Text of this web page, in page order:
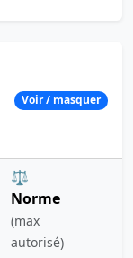
Voir / masquer
⚖️
Norme
(max
autorisé)